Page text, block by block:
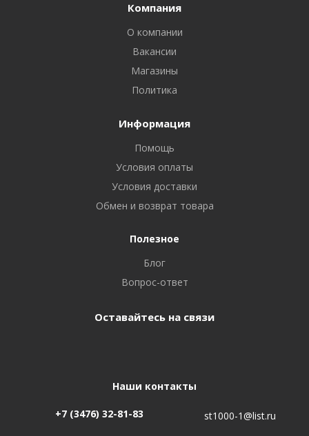
Компания
О компании
Вакансии
Магазины
Политика
Информация
Помощь
Условия оплаты
Условия доставки
Обмен и возврат товара
Полезное
Блог
Вопрос-ответ
Оставайтесь на связи
Наши контакты
+7 (3476) 32-81-83 st1000-1@list.ru